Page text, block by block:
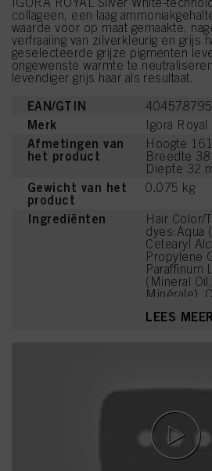
collageen, een laag
waarde voor op maat gemaakte,
verfraaiing van zilverkleurig en grijs
geselecteerde grijze pigmenten
ongewenste warmte te
levendiger grijs haar als resultaat.
EAN/GTIN
Merk Igora Royal
Afmetingen van
het product
Hoogte
Breedte 38
Diepte 32
Gewicht van het
product
0.075 kg
Ingrediënten
Hair Color/
dyes:Aqua
Cetearyl
Propylene
Paraffinum
(Mineral
Minérale),
Ammonium
N,N-Bis(2-
p-
Sulfate,
LEES MEER